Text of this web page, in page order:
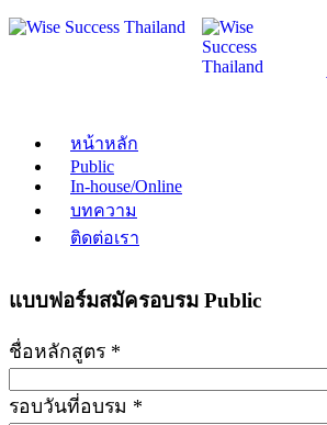
หน้าหลัก
Public
In-house/Online
บทความ
ติดต่อเรา
แบบฟอร์มสมัครอบรม Public
ชื่อหลักสูตร *
รอบวันที่อบรม *